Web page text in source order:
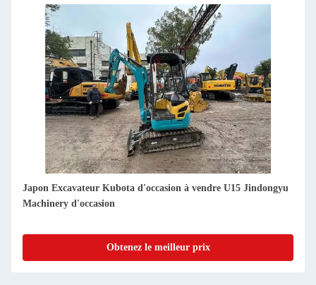
Japon Excavateur Kubota d'occasion à vendre U20 Jindongyu
Machinery d'occasion
Obtenez le meilleur prix